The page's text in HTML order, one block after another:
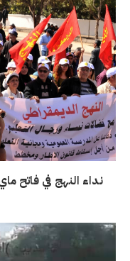
نداء النهج في فاتح